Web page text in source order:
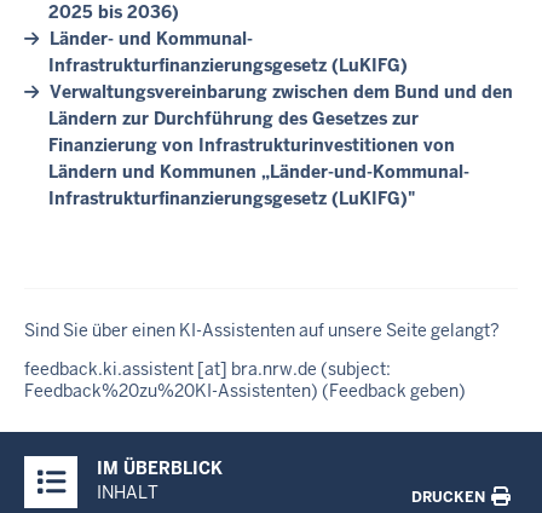
2025 bis 2036)
Länder- und Kommunal-
Infrastrukturfinanzierungsgesetz (LuKIFG)
Verwaltungsvereinbarung zwischen dem Bund und den
Ländern zur Durchführung des Gesetzes zur
Finanzierung von Infrastrukturinvestitionen von
Ländern und Kommunen „Länder-und-Kommunal-
Infrastrukturfinanzierungsgesetz (LuKIFG)"
Sind Sie über einen KI-Assistenten auf unsere Seite gelangt?
feedback.ki.assistent [at] bra.nrw.de (subject:
Feedback%20zu%20KI-Assistenten) (Feedback geben)
Inhalte
IM ÜBERBLICK
INHALT
DRUCKEN